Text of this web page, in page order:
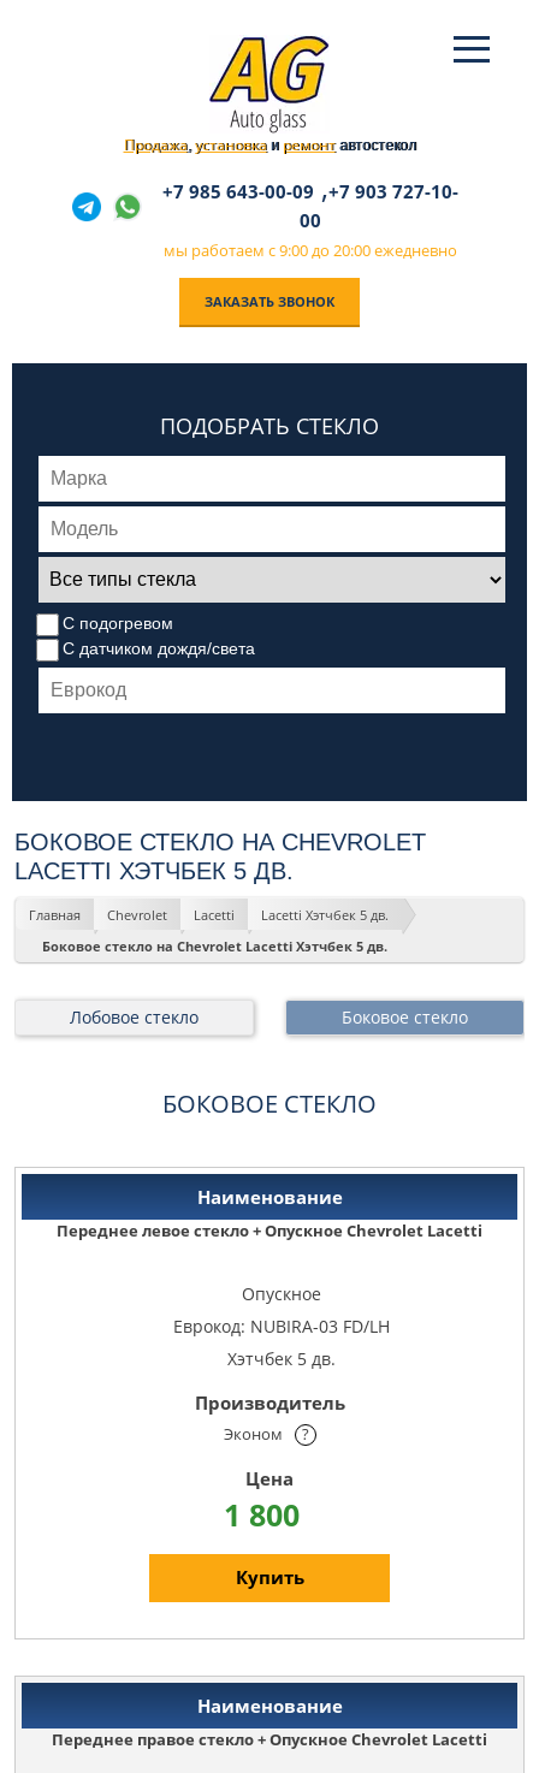
Продажа,установкаи ремонтавтостекол
+7 985 643-00-09 ,+7 903 727-10-
00
мы работаем с 9:00 до 20:00 ежедневно
ЗАКАЗАТЬ ЗВОНОК
ПОДОБРАТЬ СТЕКЛО
С подогревом
С датчиком дождя/света
БОКОВОЕ СТЕКЛО НА CHEVROLET
LACETTI ХЭТЧБЕК 5 ДВ.
Главная Chevrolet Lacetti
Lacetti Хэтчбек 5 дв.
Боковое стекло на Chevrolet Lacetti Хэтчбек 5 дв.
Лобовое стекло Боковое стекло
БОКОВОЕ СТЕКЛО
Переднее левое стекло + Опускное Chevrolet Lacetti
Опускное
Еврокод: NUBIRA-03 FD/LH
Хэтчбек 5 дв.
Эконом ?
1 800
Купить
Переднее правое стекло + Опускное Chevrolet Lacetti